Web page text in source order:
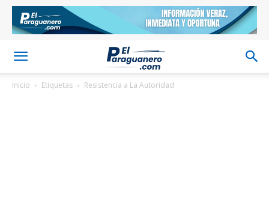
Inicio Etiquetas Resistencia a La Autoridad